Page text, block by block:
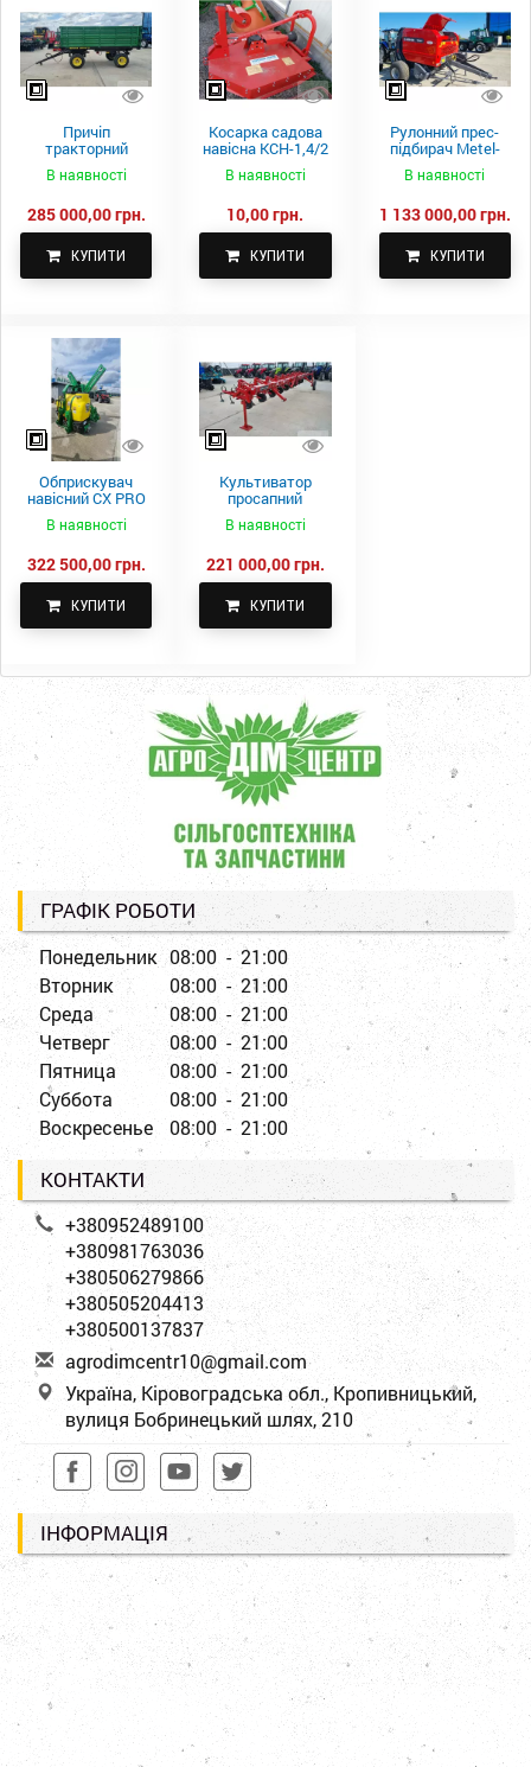
Причіп
тракторний
самоскидний
Spike 2 ПТС-4
В наявності
285 000,00 грн.
КУПИТИ
Косарка садова
навісна КСН-1,4/2
В наявності
10,00 грн.
КУПИТИ
Рулонний прес-
підбирач Metel-
Fach Z 587
В наявності
1 133 000,00 грн.
КУПИТИ
Обприскувач
навісний CX PRO
В наявності
322 500,00 грн.
КУПИТИ
Культиватор
просапний
КПН-5,6-05
В наявності
221 000,00 грн.
КУПИТИ
ГРАФІК РОБОТИ
Понедельник 08:00 - 21:00
Вторник
08:00 - 21:00
Среда
08:00 - 21:00
Четверг
08:00 - 21:00
Пятница
08:00 - 21:00
Суббота
08:00 - 21:00
Воскресенье
08:00 - 21:00
КОНТАКТИ
+380952489100
+380981763036
+380506279866
+380505204413
+380500137837
agrodimcentr10@gmail.com
Україна, Кіровоградська обл., Кропивницький,
вулиця Бобринецький шлях, 210
ІНФОРМАЦІЯ